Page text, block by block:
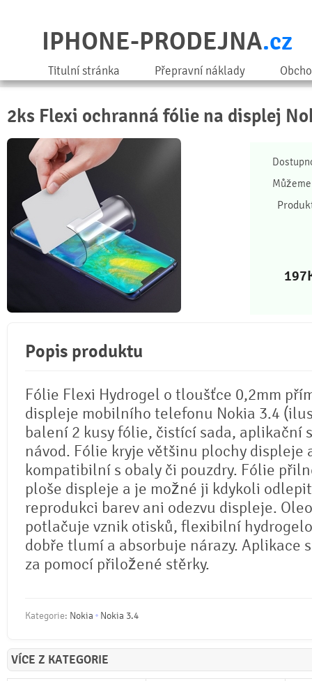
IPHONE-PRODEJNA.cz
Titulní stránka Přepravní náklady
2ks Flexi ochranná fólie na displej
197
Popis produktu
Fólie Flexi Hydrogel o tloušťce 0,2mm
displeje mobilního telefonu Nokia 3.4
balení 2 kusy fólie, čistící sada, aplikační
návod. Fólie kryje většinu plochy displeje
kompatibilní s obaly či pouzdry. Fólie
ploše displeje a je možné ji kdykoli
reprodukci barev ani odezvu displeje.
potlačuje vznik otisků, flexibilní
dobře tlumí a absorbuje nárazy. Aplikace
za pomocí přiložené stěrky.
Kategorie: Nokia Nokia 3.4
VÍCE Z KATEGORIE